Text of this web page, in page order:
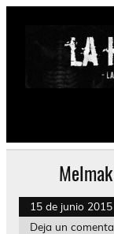
Saltar
Psychedelic,
15 de junio 2015
Deja un